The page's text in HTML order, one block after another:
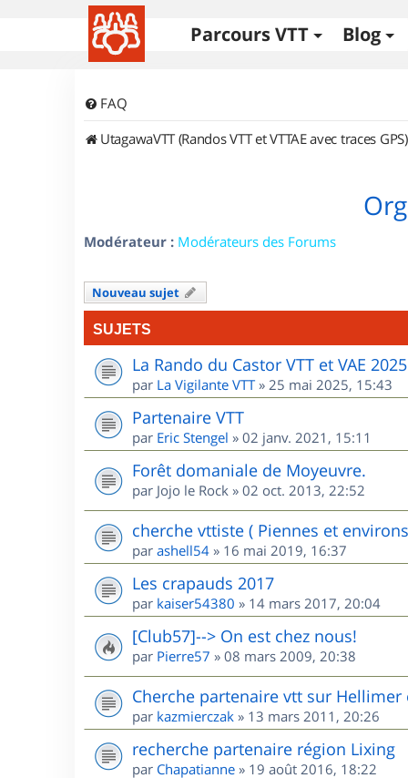
Parcours VTT Blog
FAQ
UtagawaVTT (Randos VTT et VTTAE avec traces GPS)
Modérateur : Modérateurs des Forums
Nouveau sujet
SUJETS
La Rando du Castor VTT et VAE 2025
par La Vigilante VTT» 25 mai 2025, 15:43
Partenaire VTT
par Eric Stengel » 02 janv. 2021, 15:11
Forêt domaniale de Moyeuvre.
par Jojo le Rock » 02 oct. 2013, 22:52
cherche vttiste ( Piennes et
par ashell54 » 16 mai 2019, 16:37
Les crapauds 2017
par kaiser54380 » 14 mars 2017, 20:04
[Club57]--> On est chez nous!
par Pierre57 » 08 mars 2009, 20:38
Cherche partenaire vtt sur Hellimer
par kazmierczak » 13 mars 2011, 20:26
recherche partenaire région Lixing
par Chapatianne » 19 août 2016, 18:22